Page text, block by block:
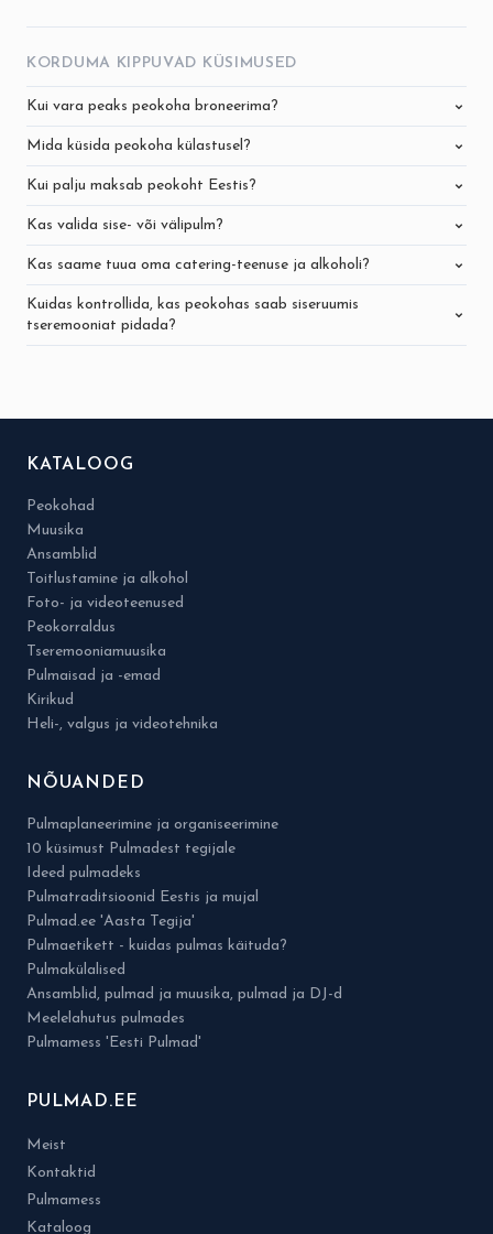
KORDUMA KIPPUVAD KÜSIMUSED
Kui vara peaks peokoha broneerima?
Mida küsida peokoha külastusel?
Kui palju maksab peokoht Eestis?
Kas valida sise- või välipulm?
Kas saame tuua oma catering-teenuse ja alkoholi?
Kuidas kontrollida, kas peokohas saab siseruumis
tseremooniat pidada?
KATALOOG
Peokohad
Muusika
Ansamblid
Toitlustamine ja alkohol
Foto- ja videoteenused
Peokorraldus
Tseremooniamuusika
Pulmaisad ja -emad
Kirikud
Heli-, valgus ja videotehnika
NÕUANDED
Pulmaplaneerimine ja organiseerimine
10 küsimust Pulmadest tegijale
Ideed pulmadeks
Pulmatraditsioonid Eestis ja mujal
Pulmad.ee 'Aasta Tegija'
Pulmaetikett - kuidas pulmas käituda?
Pulmakülalised
Ansamblid, pulmad ja muusika, pulmad ja DJ-d
Meelelahutus pulmades
Pulmamess 'Eesti Pulmad'
PULMAD.EE
Meist
Kontaktid
Pulmamess
Kataloog